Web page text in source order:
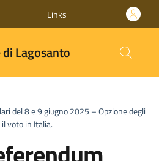
Links
Lagosanto
del 8 e 9 giugno 2025 – Opzione degli
voto in Italia.